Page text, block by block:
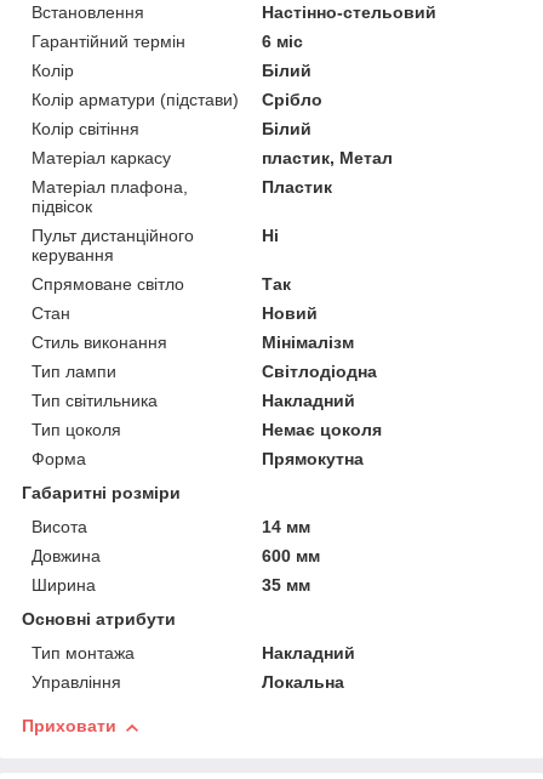
Встановлення
Настінно-стельовий
Гарантійний термін
6 міс
Колір
Білий
Колір арматури (підстави)
Срібло
Колір світіння
Білий
Матеріал каркасу
пластик, Метал
Матеріал плафона,
підвісок
Пластик
Пульт дистанційного
керування
Ні
Спрямоване світло
Так
Стан
Новий
Стиль виконання
Мінімалізм
Тип лампи
Світлодіодна
Тип світильника
Накладний
Тип цоколя
Немає цоколя
Форма
Прямокутна
Габаритні розміри
Висота
14 мм
Довжина
600 мм
Ширина
35 мм
Основні атрибути
Тип монтажа
Накладний
Управління
Локальна
Приховати